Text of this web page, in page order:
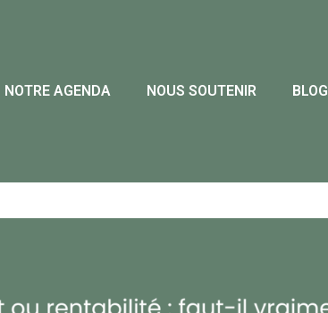
NOTRE AGENDA NOUS SOUTENIR BLOG